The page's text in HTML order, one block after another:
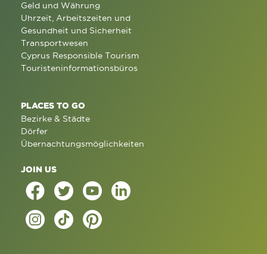
Geld und Währung
Uhrzeit, Arbeitszeiten und
Gesundheit und Sicherheit
Transportwesen
Cyprus Responsible Tourism
Touristeninformationsbüros
PLACES TO GO
Bezirke & Städte
Dörfer
Übernachtungsmöglichkeiten
JOIN US